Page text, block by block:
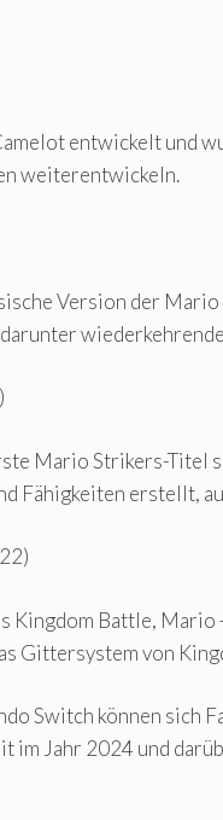
entwickelt und
weiterentwickeln.
Version der
Mario Strikers-Titel
Fähigkeiten erstellt,
Kingdom Battle,
Gittersystem von
Switch können sich
im Jahr 2024 und